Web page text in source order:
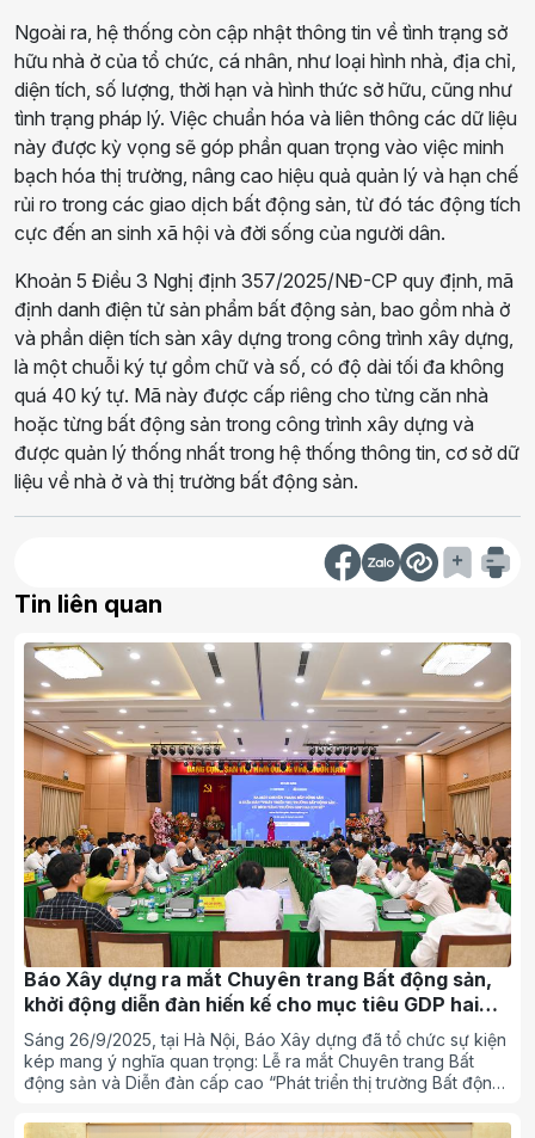
Ngoài ra, hệ thống còn cập nhật thông tin về tình trạng sở
hữu nhà ở của tổ chức, cá nhân, như loại hình nhà, địa chỉ,
diện tích, số lượng, thời hạn và hình thức sở hữu, cũng như
tình trạng pháp lý. Việc chuẩn hóa và liên thông các dữ liệu
này được kỳ vọng sẽ góp phần quan trọng vào việc minh
bạch hóa thị trường, nâng cao hiệu quả quản lý và hạn chế
rủi ro trong các giao dịch bất động sản, từ đó tác động tích
cực đến an sinh xã hội và đời sống của người dân.
Khoản 5 Điều 3 Nghị định 357/2025/NĐ-CP quy định, mã
định danh điện tử sản phẩm bất động sản, bao gồm nhà ở
và phần diện tích sàn xây dựng trong công trình xây dựng,
là một chuỗi ký tự gồm chữ và số, có độ dài tối đa không
quá 40 ký tự. Mã này được cấp riêng cho từng căn nhà
hoặc từng bất động sản trong công trình xây dựng và
được quản lý thống nhất trong hệ thống thông tin, cơ sở dữ
liệu về nhà ở và thị trường bất động sản.
Tin liên quan
Báo Xây dựng ra mắt Chuyên trang Bất động sản,
khởi động diễn đàn hiến kế cho mục tiêu GDP hai
con số
Sáng 26/9/2025, tại Hà Nội, Báo Xây dựng đã tổ chức sự kiện
kép mang ý nghĩa quan trọng: Lễ ra mắt Chuyên trang Bất
động sản và Diễn đàn cấp cao “Phát triển thị trường Bất động